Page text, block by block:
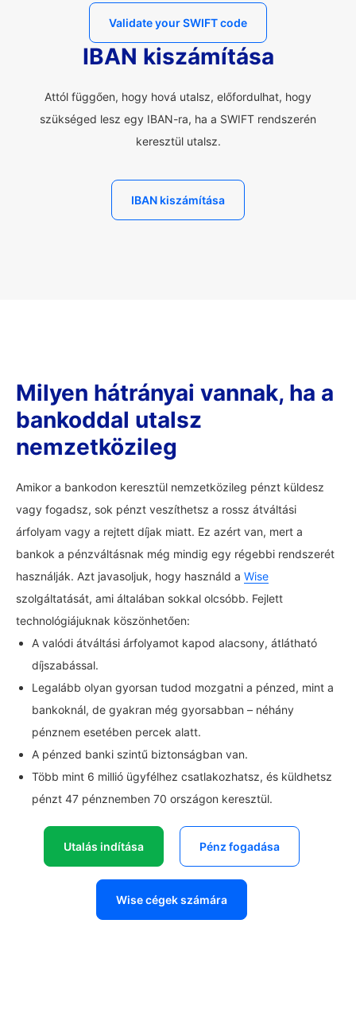
Validate your SWIFT code
IBAN kiszámítása
Attól függően, hogy hová utalsz, előfordulhat, hogy
szükséged lesz egy IBAN-ra, ha a SWIFT rendszerén
keresztül utalsz.
IBAN kiszámítása
Milyen hátrányai vannak, ha a
bankoddal utalsz
nemzetközileg
Amikor a bankodon keresztül nemzetközileg pénzt küldesz
vagy fogadsz, sok pénzt veszíthetsz a rossz átváltási
árfolyam vagy a rejtett díjak miatt. Ez azért van, mert a
bankok a pénzváltásnak még mindig egy régebbi rendszerét
használják. Azt javasoljuk, hogy használd a Wise
szolgáltatását, ami általában sokkal olcsóbb. Fejlett
technológiájuknak köszönhetően:
A valódi átváltási árfolyamot kapod alacsony, átlátható
díjszabással.
Legalább olyan gyorsan tudod mozgatni a pénzed, mint a
bankoknál, de gyakran még gyorsabban – néhány
pénznem esetében percek alatt.
A pénzed banki szintű biztonságban van.
Több mint 6 millió ügyfélhez csatlakozhatsz, és küldhetsz
pénzt 47 pénznemben 70 országon keresztül.
Utalás indítása Pénz fogadása
Wise cégek számára